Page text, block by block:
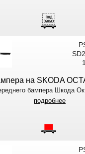
на SKODA
бампера Шкода
подробнее